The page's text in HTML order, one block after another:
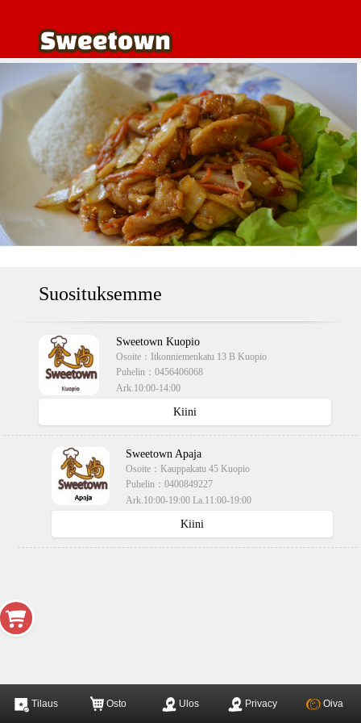
Suosituksemme
Sweetown Kuopio
Osoite：
Itkonniemenkatu 13 B Kuopio
Puhelin：0456406068
Ark.10:00-14:00
Kiini
Sweetown Apaja
Osoite： Kauppakatu 45 Kuopio
Puhelin：0400849227
Ark.10:00-19:00 La.11:00-19:00
Kiini
Tilaus Osto Ulos Privacy Oiva